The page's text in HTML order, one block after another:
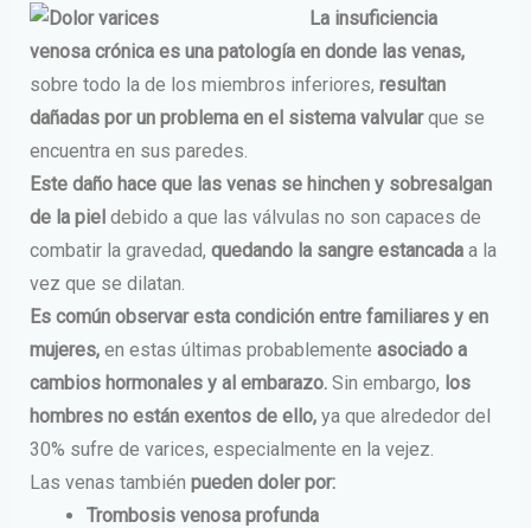
La insuficiencia
venosa crónica es una patología en donde las venas,
sobre todo la de los miembros inferiores, resultan
dañadas por un problema en el sistema valvularque se
encuentra en sus paredes.
Este daño hace que las venas se hinchen y sobresalgan
de la pieldebido a que las válvulas no son capaces de
combatir la gravedad, quedando la sangre estancadaa la
vez que se dilatan.
Es común observar esta condición entre familiares y en
mujeres,en estas últimas probablemente asociado a
cambios hormonales y al embarazo.Sin embargo, los
hombres no están exentos de ello,ya que alrededor del
30% sufre de varices, especialmente en la vejez.
Las venas también pueden doler por:
Trombosis venosa profunda